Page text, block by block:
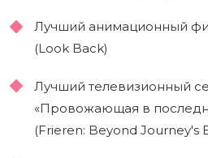
Лучший анимационный
(Look Back)
Лучший телевизионный
«Провожающая в
(Frieren: Beyond Journey's